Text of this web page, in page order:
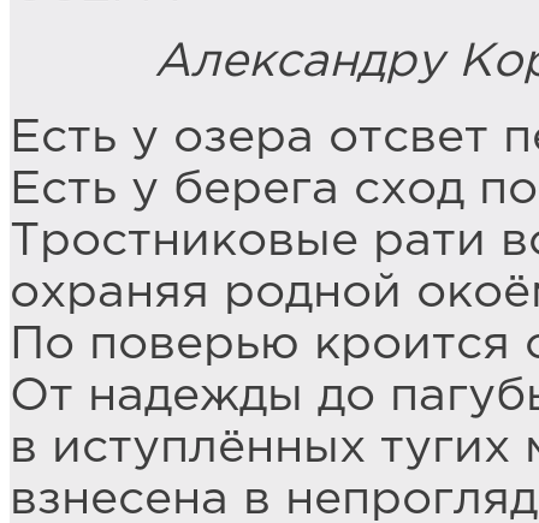
Александру
Есть у озера отсвет
Есть у берега сход
Тростниковые рати
охраняя родной
По поверью кроится
От надежды до
в иступлённых тугих
взнесена в